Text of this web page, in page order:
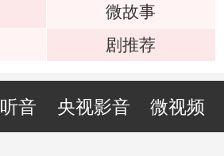
微故事
剧推荐
听音 央视影音 微视频